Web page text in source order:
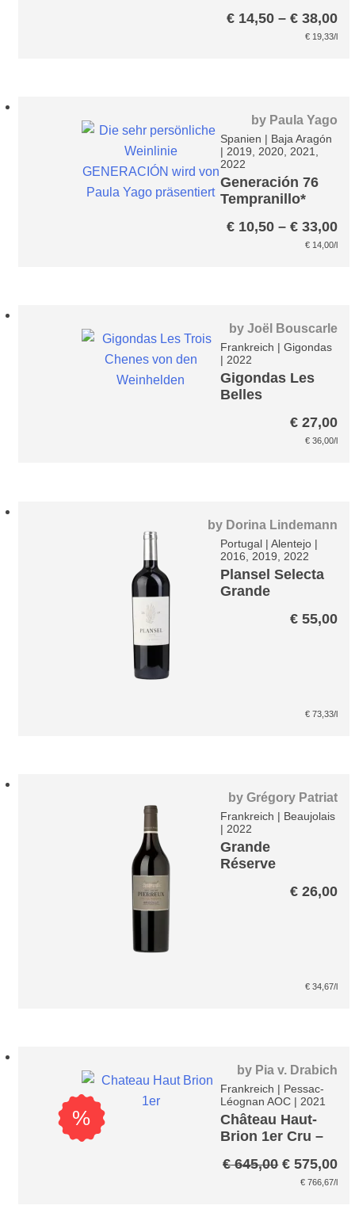
€ 14,50 –€ 38,00
€
€ 19,33/l
by Paula Yago
Spanien | Baja Aragón
| 2019, 2020, 2021,
2022
Generación 76
Tempranillo*
€ 10,50 –€ 33,00
€
€ 14,00/l
byJoël Bouscarle
Frankreich | Gigondas
| 2022
Gigondas Les
Belles
€ 27,00
€ 36,00/l
by Dorina Lindemann
Portugal| Alentejo|
2016, 2019, 2022
Plansel Selecta
Grande
€ 55,00
€ 73,33/l
byGrégory Patriat
Frankreich | Beaujolais
| 2022
Grande
Réserve
Chateau de
€ 26,00
€ 34,67/l
by Pia v. Drabich
%
Frankreich | Pessac-
Léognan AOC| 2021
Château Haut-
Brion 1er Cru –
Leognan A.C.
€645,00
Preis
€ 575,00
€ 766,67/l